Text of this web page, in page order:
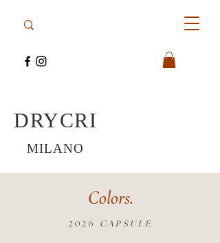
DRYCRI
MILANO
Colors.
2026 CAPSULE